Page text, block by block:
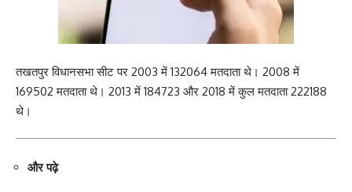
तखतपुर विधानसभा सीट पर 2003 में 132064 मतदाता थे। 2008 में
169502 मतदाता थे। 2013 में 184723 और 2018 में कुल मतदाता 222188
थे।
और पढ़े